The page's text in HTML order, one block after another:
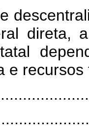
direta,
e recursos